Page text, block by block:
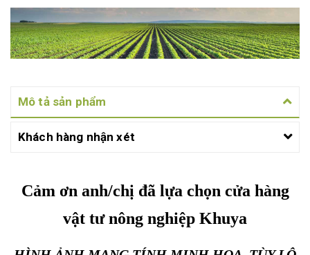
Mô tả sản phẩm
Khách hàng nhận xét
Cảm ơn anh/chị đã lựa chọn cửa hàng
vật tư nông nghiệp Khuya